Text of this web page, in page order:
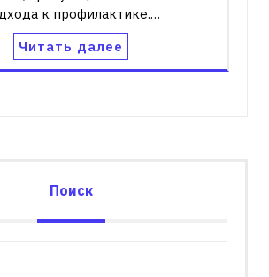
к профилактике.…
Читать далее
Поиск